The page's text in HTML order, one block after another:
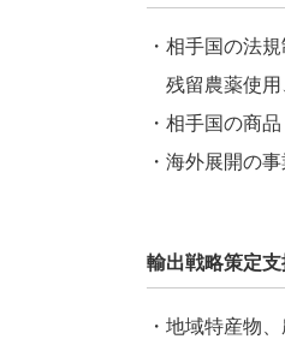
・相手国の法
残留農薬使用
・相手国の商
・海外展開の
輸出戦略策定支
・地域特産物